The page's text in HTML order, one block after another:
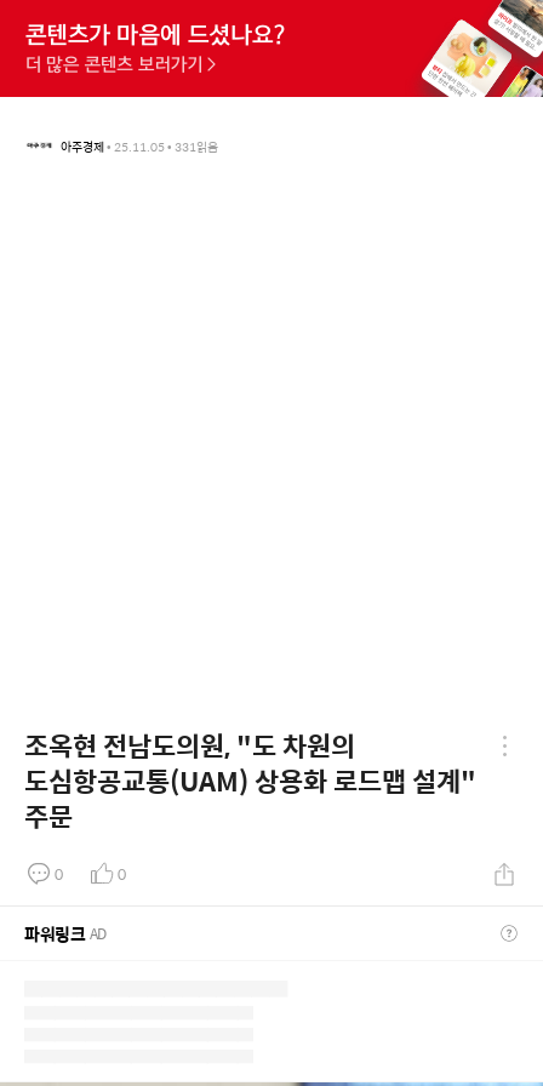
아주경제• 25.11.05• 331 읽음
조옥현 전남도의원, "도 차원의
도심항공교통(UAM) 상용화 로드맵 설계"
주문
0 0
파워링크AD